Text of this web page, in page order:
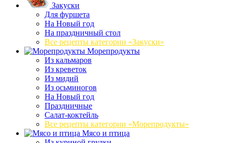
Закуски
Для фуршета
На Новый год
На праздничный стол
Все рецепты категории «Закуски»
Морепродукты
Из кальмаров
Из креветок
Из мидий
Из осьминогов
На Новый год
Праздничные
Салат-коктейль
Все рецепты категории «Морепродукты»
Мясо и птица